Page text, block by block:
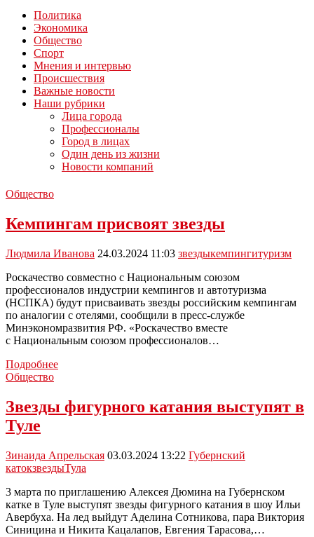
Политика
Экономика
Общество
Спорт
Мнения и интервью
Происшествия
Важные новости
Наши рубрики
Лица города
Профессионалы
Город в лицах
Один день из жизни
Новости компаний
Общество
Кемпингам присвоят звезды
Людмила Иванова 24.03.2024 11:03 звездыкемпингитуризм
Роскачество совместно с Национальным союзом
профессионалов индустрии кемпингов и автотуризма
(НСПКА) будут присваивать звезды российским кемпингам
по аналогии с отелями, сообщили в пресс-службе
Минэкономразвития РФ. «Роскачество вместе
с Национальным союзом профессионалов…
ПодробнееКемпингам
Общество
Звезды фигурного катания выступят в
Туле
Зинаида Апрельская 03.03.2024 13:22 Губернский
катокзвездыТула
3 марта по приглашению Алексея Дюмина на Губернском
катке в Туле выступят звезды фигурного катания в шоу Ильи
Авербуха. На лед выйдут Аделина Сотникова, пара Виктория
Синицина и Никита Кацалапов, Евгения Тарасова,…